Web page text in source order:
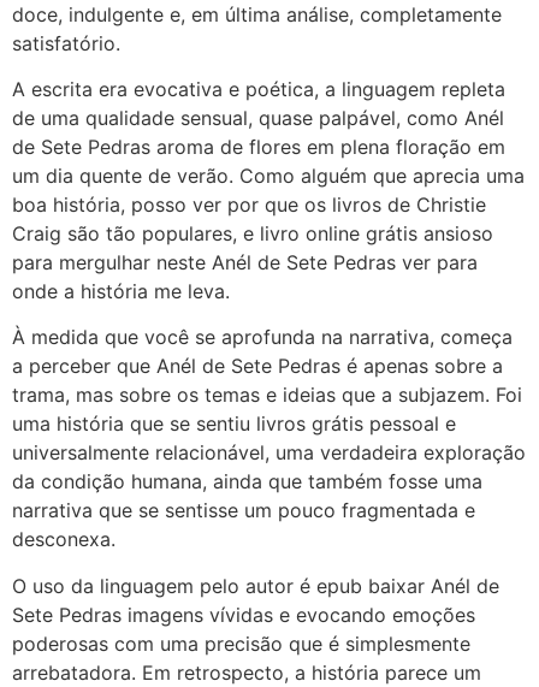
doce, indulgente e, em última análise, completamente
satisfatório.
A escrita era evocativa e poética, a linguagem repleta
de uma qualidade sensual, quase palpável, como Anél
de Sete Pedras aroma de flores em plena floração em
um dia quente de verão. Como alguém que aprecia uma
boa história, posso ver por que os livros de Christie
Craig são tão populares, e livro online grátis ansioso
para mergulhar neste Anél de Sete Pedras ver para
onde a história me leva.
À medida que você se aprofunda na narrativa, começa
a perceber que Anél de Sete Pedras é apenas sobre a
trama, mas sobre os temas e ideias que a subjazem. Foi
uma história que se sentiu livros grátis pessoal e
universalmente relacionável, uma verdadeira exploração
da condição humana, ainda que também fosse uma
narrativa que se sentisse um pouco fragmentada e
desconexa.
O uso da linguagem pelo autor é epub baixar Anél de
Sete Pedras imagens vívidas e evocando emoções
poderosas com uma precisão que é simplesmente
arrebatadora. Em retrospecto, a história parece um